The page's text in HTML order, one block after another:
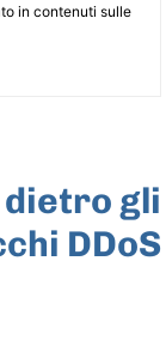
in contenuti sulle
gli
DDoS